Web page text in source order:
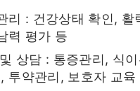
리 : 건강상태 확인, 활
력 평가 등
상담 : 통증관리, 식
투약관리, 보호자 교육